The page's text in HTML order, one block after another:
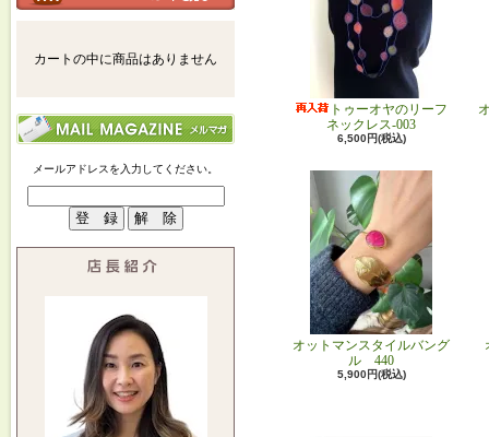
カートの中に商品はありません
メールアドレスを入力してください。
トゥーオヤのリーフ
ネックレス-003
6,500円(税込)
オットマンスタイルバング
ル 440
5,900円(税込)